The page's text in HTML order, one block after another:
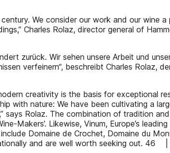
We consider our work and our
Charles Rolaz, director general of
zurück. Wir sehen unsere Arbeit und
verfeinern“, beschreibt Charles Rolaz,
creativity is the basis for exceptional
with nature: We have been cultivating a
says Rolaz. The combination of tradition
Makers’. Likewise, Vinum, Europe’s
Domaine de Crochet, Domaine du
and are well worth seeking